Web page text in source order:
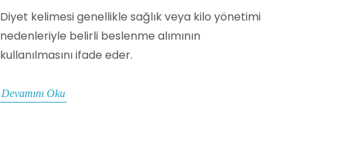
Diyet kelimesi genellikle sağlık veya kilo yönetimi
nedenleriyle belirli beslenme alımının
kullanılmasını ifade eder.
Devamını Oku